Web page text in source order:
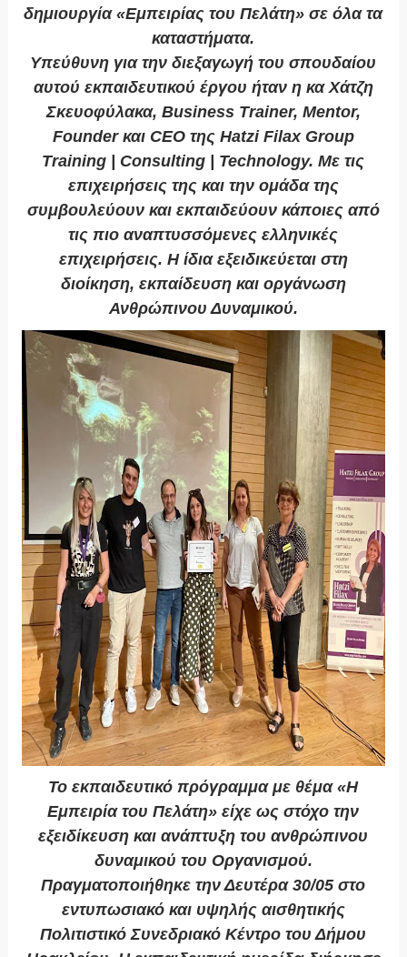
δημιουργία «Εμπειρίας του Πελάτη» σε όλα τα
καταστήματα.
Υπεύθυνη για την διεξαγωγή του σπουδαίου
αυτού εκπαιδευτικού έργου ήταν η κα Χάτζη
Σκευοφύλακα, Business Trainer, Mentor,
Founder και CEO της Hatzi Filax Group
Training | Consulting | Technology. Με τις
επιχειρήσεις της και την ομάδα της
συμβουλεύουν και εκπαιδεύουν κάποιες από
τις πιο αναπτυσσόμενες ελληνικές
επιχειρήσεις. Η ίδια εξειδικεύεται στη
διοίκηση, εκπαίδευση και οργάνωση
Ανθρώπινου Δυναμικού.
Το εκπαιδευτικό πρόγραμμα με θέμα «Η
Εμπειρία του Πελάτη» είχε ως στόχο την
εξειδίκευση και ανάπτυξη του ανθρώπινου
δυναμικού του Οργανισμού.
Πραγματοποιήθηκε την Δευτέρα 30/05 στο
εντυπωσιακό και υψηλής αισθητικής
Πολιτιστικό Συνεδριακό Κέντρο του Δήμου